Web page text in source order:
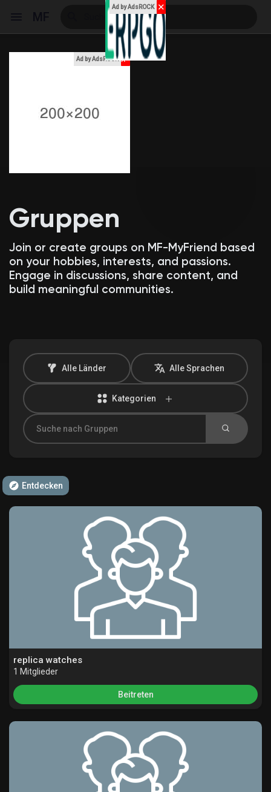
Meine Events
Entdecken Blogs
Meine Blogs
Meine Produkte
Entdecken Gruppen
Entdecken Seiten
Seiten denen du folgst
Beliebte Beiträge
Beiträge entdecken
Meine Finanzierung/en
Ad by AdsROCK x
Gruppen
Join or create groups on MF-MyFriend based
on your hobbies, interests, and passions.
Engage in discussions, share content, and
build meaningful communities.
Alle Länder Alle Sprachen
Kategorien
Entdecken
replica watches
1 Mitglieder
Beitreten
Ad by AdsROCK ✕